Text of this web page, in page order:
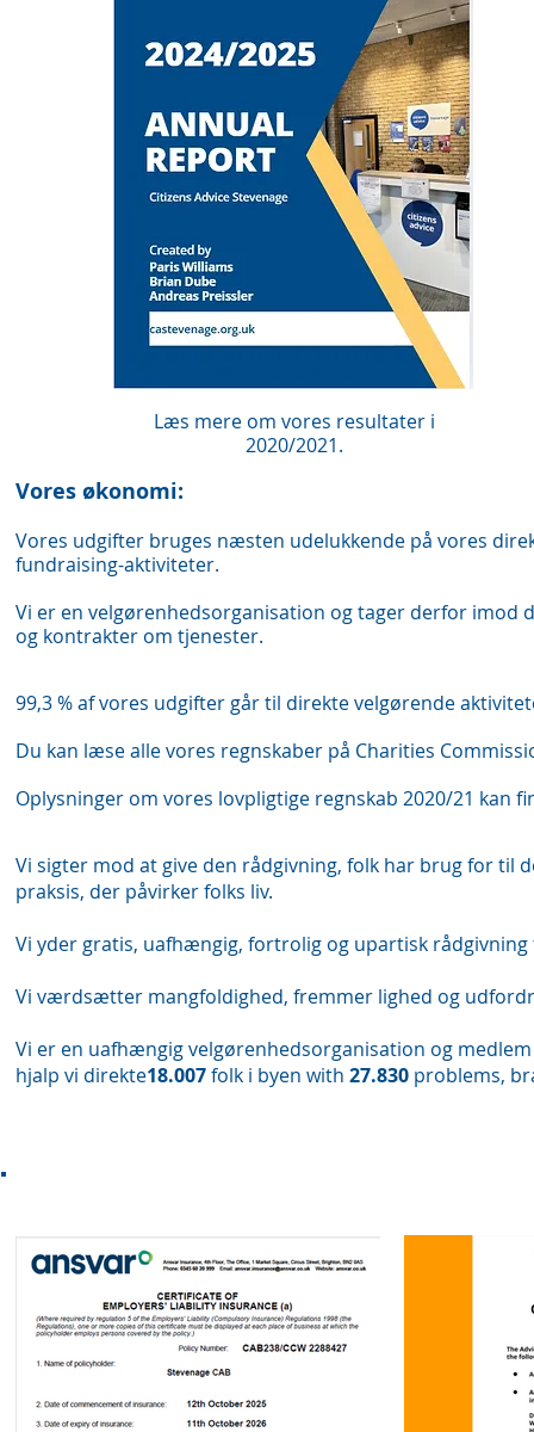
Læs mere om vores resultater i
2020/2021.
Vores økonomi:
Vores udgifter bruges næsten udelukkende på vores
fundraising-aktiviteter.
Vi er en velgørenhedsorganisation og tager derfor
og kontrakter om tjenester.
99,3 % af vores udgifter går til direkte velgørende
Du kan læse alle vores regnskaber på Charities
Oplysninger om vores lovpligtige regnskab 2020/21 kan
Vi sigter mod at give den rådgivning, folk har brug for til
praksis, der påvirker folks liv.
Vi yder gratis, uafhængig, fortrolig og upartisk
Vi værdsætter mangfoldighed, fremmer lighed og
Vi er en uafhængig velgørenhedsorganisation og
hjalp vi direkte18.007folk i byen with 27.830 problems,